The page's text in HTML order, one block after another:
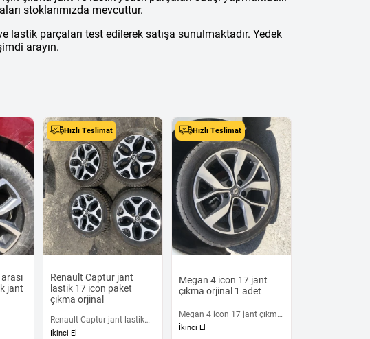
stoklarımızda mevcuttur.
lastik parçaları test edilerek satışa sunulmaktadır. Yedek
arayın.
jant
Hızlı Teslimat
Renault Captur jant
lastik 17 icon paket
çıkma orjinal
Renault Captur jant lastik
17 icon paket çıkma orjinal
İkinci El
Hızlı Teslimat
Megan 4 icon 17 jant
çıkma orjinal 1 adet
Megan 4 icon 17 jant çıkma
orjinal 1 adet
İkinci El